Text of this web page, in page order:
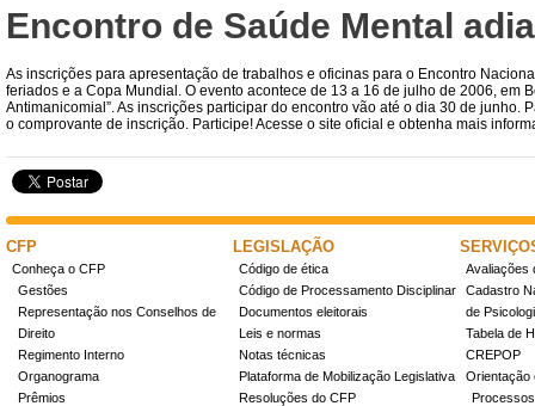
Encontro de Saúde Mental
As inscrições para apresentação de trabalhos e oficinas para o Encontro
feriados e a Copa Mundial. O evento acontece de 13 a 16 de julho de 2006, em
Antimanicomial”. As inscrições participar do encontro vão até o dia 30 de
o comprovante de inscrição. Participe! Acesse o site oficial e obtenha mais
CFP
Conheça o CFP
Gestões
Representação nos Conselhos de
Direito
Regimento Interno
Organograma
Prêmios
LEGISLAÇÃO
Código de ética
Código de Processamento Disciplinar
Documentos eleitorais
Leis e normas
Notas técnicas
Plataforma de Mobilização Legislativa
Resoluções do CFP
Avaliações
Cadastro
de
Tabela de
CREPOP
Orientação